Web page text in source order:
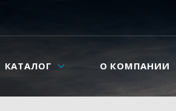
КАТАЛОГ О КОМПАНИИ